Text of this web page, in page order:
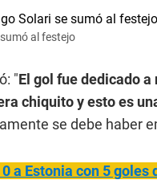
al festejo
"El gol fue dedicado
chiquito y esto es
se debe haber
a Estonia con 5 goles